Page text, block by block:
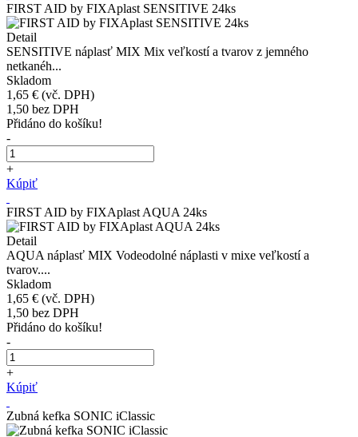
FIRST AID by FIXAplast SENSITIVE 24ks
Detail
SENSITIVE náplasť MIX Mix veľkostí a tvarov z jemného
netkanéh...
Skladom
1,65 € (vč. DPH)
1,50 bez DPH
Přidáno do košíku!
-
+
Kúpiť
FIRST AID by FIXAplast AQUA 24ks
Detail
AQUA náplasť MIX Vodeodolné náplasti v mixe veľkostí a
tvarov....
Skladom
1,65 € (vč. DPH)
1,50 bez DPH
Přidáno do košíku!
-
+
Kúpiť
Zubná kefka SONIC iClassic